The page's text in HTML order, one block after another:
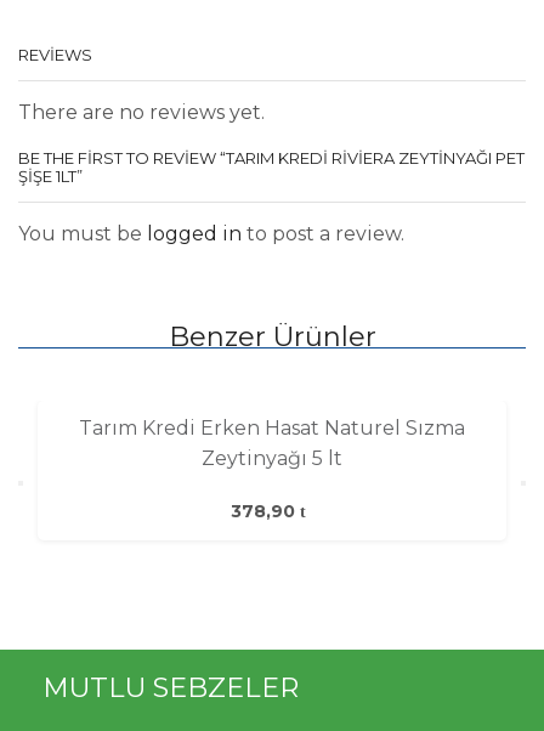
REVIEWS
There are no reviews yet.
BE THE FIRST TO REVIEW “TARIM KREDI RİVİERA ZEYTİNYAĞI PET
ŞİŞE 1LT”
You must be logged in to post a review.
Benzer Ürünler
Tarım Kredi Erken Hasat Naturel Sızma
Zeytinyağı 5 lt
378,90
MUTLU SEBZELER